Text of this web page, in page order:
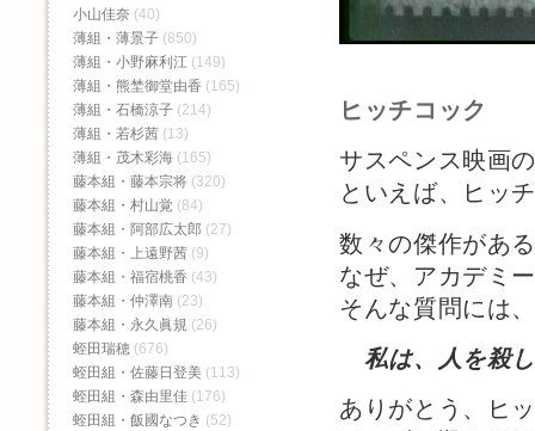
ヒッチコック
サスペンス映画
といえば、ヒッ
数々の傑作があ
なぜ、アカデミ
そんな質問には
私は、人を殺
ありがとう、ヒ
小山佳奈 (40)
薄組・薄景子 (850)
薄組・小野麻利江 (149)
薄組・熊埜御堂由香 (165)
薄組・石橋涼子 (214)
薄組・若杉茜 (13)
薄組・茂木彩海 (165)
藤本組・藤本宗将 (320)
藤本組・村山覚 (84)
藤本組・阿部広太郎 (27)
藤本組・上遠野茜 (9)
藤本組・福宿桃香‬ (43)
藤本組・仲澤南 (23)
藤本組・永久眞規 (26)
蛭田瑞穂 (676)
蛭田組・佐藤日登美 (113)
蛭田組・森由里佳 (176)
蛭田組・飯國なつき (52)